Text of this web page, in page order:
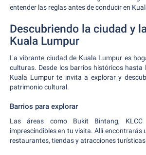
entender las reglas antes de conducir en
Descubriendo la ciudad y
Kuala Lumpur
La vibrante ciudad de Kuala Lumpur es
culturas. Desde los barrios históricos hasta
Kuala Lumpur te invita a explorar y
patrimonio cultural.
Barrios para explorar
Las áreas como Bukit Bintang,
imprescindibles en tu visita. Allí encontrarás
restaurantes, tiendas y atracciones turísticas.